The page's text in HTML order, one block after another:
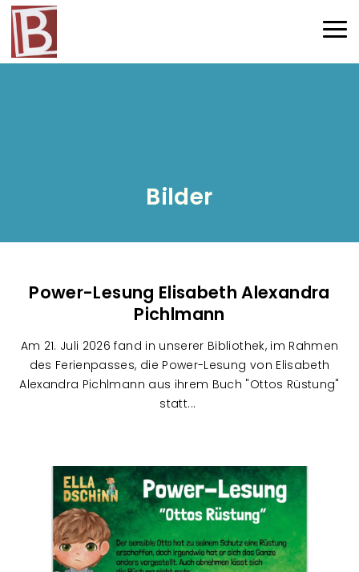
Bilder
Power-Lesung Elisabeth Alexandra
Pichlmann
Am 21. Juli 2026 fand in unserer Bibliothek, im Rahmen
des Ferienpasses, die Power-Lesung von Elisabeth
Alexandra Pichlmann aus ihrem Buch "Ottos Rüstung"
statt...